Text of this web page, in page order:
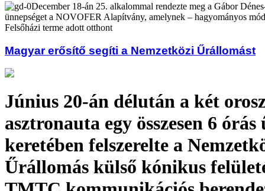
December 18-án 25. alkalommal rendezte meg a Gábor
ünnepséget a NOVOFER Alapítvány, amelynek – hagyományos
Felsőházi terme adott otthont
Magyar erősítő segíti a Nemzetközi Űrállomást
Június 20-án délután a két
asztronauta egy összesen 6 órás
keretében felszerelte a
Űrállomás külső kónikus